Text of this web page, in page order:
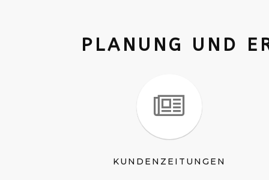
PLANUNG UND
KUNDENZEITUNGEN